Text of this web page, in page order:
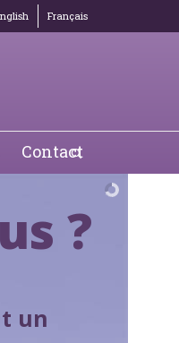
Français
Contact
?
un